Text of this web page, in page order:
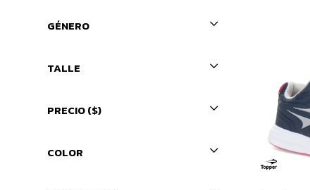
GÉNERO
TALLE
PRECIO($)
COLOR